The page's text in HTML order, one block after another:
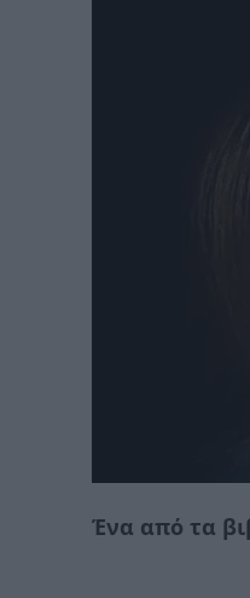
Ένα από τα